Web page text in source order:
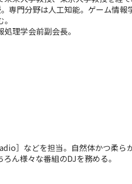
専門分野は人工知能。ゲーム情報
理学会前副会長。
］などを担当。自然体かつ柔ら
ん様々な番組のDJを務める。